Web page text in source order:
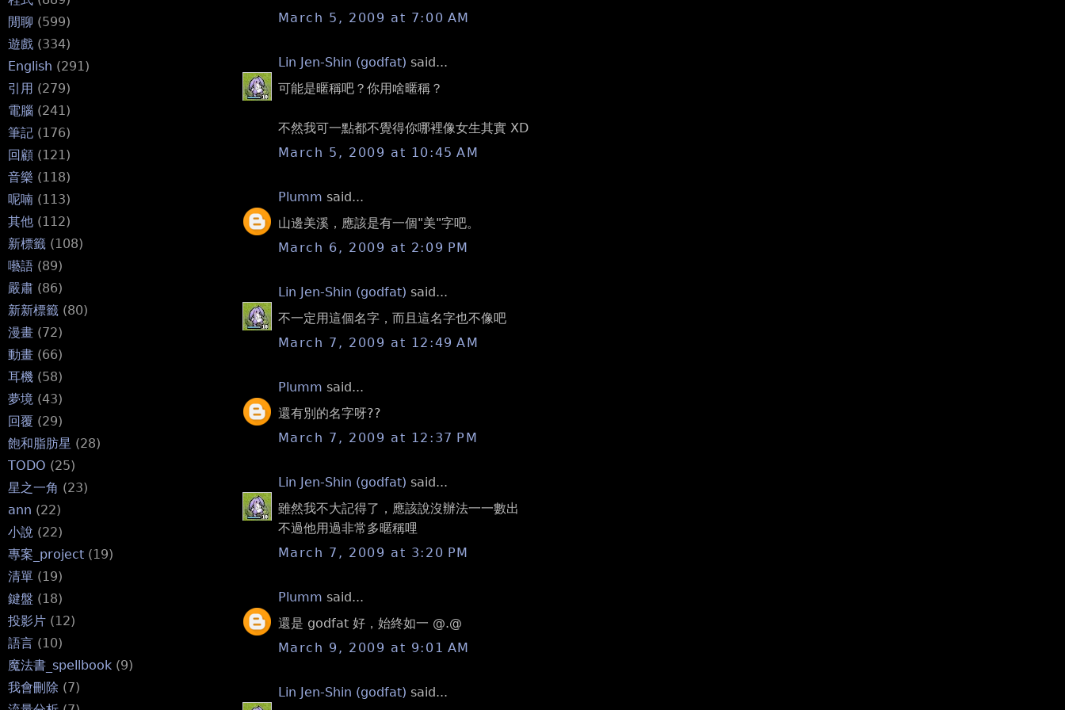
閒聊 (599)
遊戲 (334)
English (291)
引用 (279)
電腦 (241)
筆記 (176)
回顧 (121)
音樂 (118)
呢喃 (113)
其他 (112)
新標籤 (108)
囈語 (89)
嚴肅 (86)
新新標籤 (80)
漫畫 (72)
動畫 (66)
耳機 (58)
夢境 (43)
回覆 (29)
飽和脂肪星 (28)
TODO (25)
星之一角 (23)
ann (22)
小說 (22)
專案_project (19)
清單 (19)
鍵盤 (18)
投影片 (12)
語言 (10)
魔法書_spellbook (9)
我會刪除 (7)
March 5, 2009 at 7:00 AM
Lin Jen-Shin (godfat) said...
可能是暱稱吧？你用啥暱稱？
不然我可一點都不覺得你哪裡像女生其實 XD
March 5, 2009 at 10:45 AM
Plumm said...
山邊美溪，應該是有一個"美"字吧。
March 6, 2009 at 2:09 PM
Lin Jen-Shin (godfat) said...
不一定用這個名字，而且這名字也不像吧
March 7, 2009 at 12:49 AM
Plumm said...
還有別的名字呀??
March 7, 2009 at 12:37 PM
Lin Jen-Shin (godfat) said...
雖然我不大記得了，應該說沒辦法一一數出
不過他用過非常多暱稱哩
March 7, 2009 at 3:20 PM
Plumm said...
還是 godfat 好，始終如一 @.@
March 9, 2009 at 9:01 AM
Lin Jen-Shin (godfat) said...